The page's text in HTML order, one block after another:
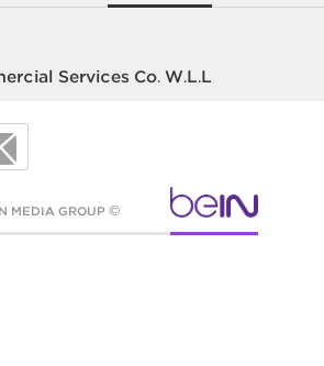
Services Co. W.L.L.
© beIN MEDIA GROUP